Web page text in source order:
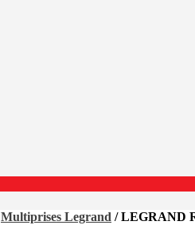
Multiprises Legrand / LEGRAND